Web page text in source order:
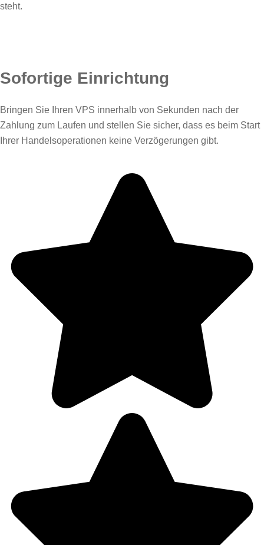
steht.
Sofortige Einrichtung
Bringen Sie Ihren VPS innerhalb von Sekunden nach der
Zahlung zum Laufen und stellen Sie sicher, dass es beim Start
Ihrer Handelsoperationen keine Verzögerungen gibt.